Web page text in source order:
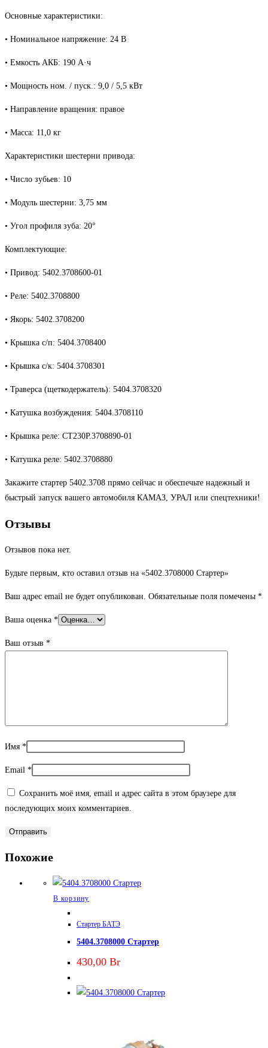
Основные характеристики:
• Номинальное напряжение: 24 В
• Емкость АКБ: 190 А·ч
• Мощность ном. / пуск.: 9,0 / 5,5 кВт
• Направление вращения: правое
• Масса: 11,0 кг
Характеристики шестерни привода:
• Число зубьев: 10
• Модуль шестерни: 3,75 мм
• Угол профиля зуба: 20°
Комплектующие:
• Привод: 5402.3708600-01
• Реле: 5402.3708800
• Якорь: 5402.3708200
• Крышка с/п: 5404.3708400
• Крышка с/к: 5404.3708301
• Траверса (щеткодержатель): 5404.3708320
• Катушка возбуждения: 5404.3708110
• Крышка реле: СТ230Р.3708890-01
• Катушка реле: 5402.3708880
Закажите стартер 5402.3708 прямо сейчас и обеспечьте надежный и
быстрый запуск вашего автомобиля КАМАЗ, УРАЛ или спецтехники!
Отзывы
Отзывов пока нет.
Будьте первым, кто оставил отзыв на «5402.3708000 Стартер»
Ваш адрес email не будет опубликован. Обязательные поля помечены *
Ваша оценка *
Ваш отзыв *
Имя *
Email *
Сохранить моё имя, email и адрес сайта в этом браузере для
последующих моих комментариев.
Похожие
В корзину
Стартер БАТЭ
5404.3708000 Стартер
430,00 Br